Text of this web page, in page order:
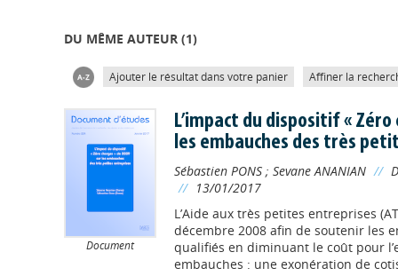
DU MÊME AUTEUR (1)
Ajouter le résultat dans votre panier Affiner la
Document
L’impact du dispositif « Zéro
les embauches des très
Sébastien PONS; Sevane ANANIAN //
// 13/01/2017
L’Aide aux très petites entreprises
décembre 2008 afin de soutenir les
qualifiés en diminuant le coût pour
embauches : une exonération de